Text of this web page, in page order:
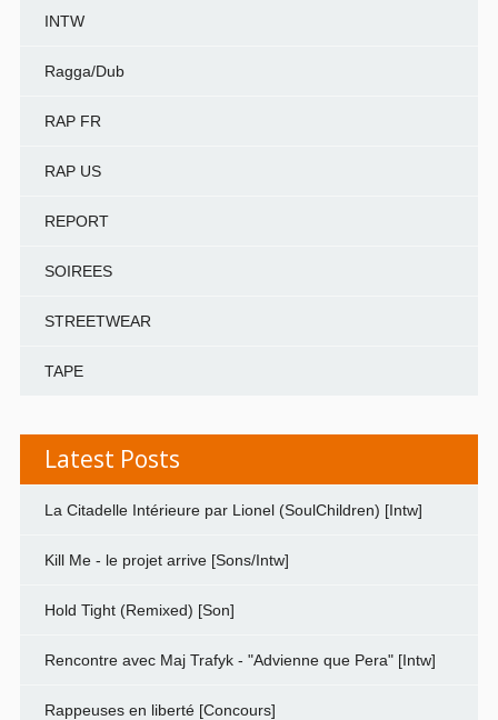
INTW
Ragga/Dub
RAP FR
RAP US
REPORT
SOIREES
STREETWEAR
TAPE
Latest Posts
La Citadelle Intérieure par Lionel (SoulChildren) [Intw]
Kill Me - le projet arrive [Sons/Intw]
Hold Tight (Remixed) [Son]
Rencontre avec Maj Trafyk - "Advienne que Pera" [Intw]
Rappeuses en liberté [Concours]